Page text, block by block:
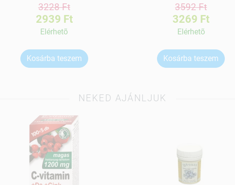
3228 Ft
2939 Ft
Elérhetõ
Kosárba teszem
3592 Ft
3269 Ft
Elérhetõ
Kosárba teszem
NEKED AJÁNLJUK